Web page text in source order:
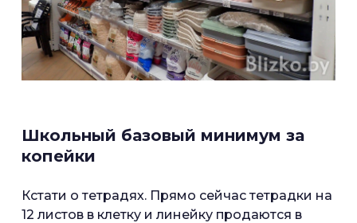
Школьный базовый минимум за
копейки
Кстати о тетрадях. Прямо сейчас тетрадки на
12 листов в клетку и линейку продаются в